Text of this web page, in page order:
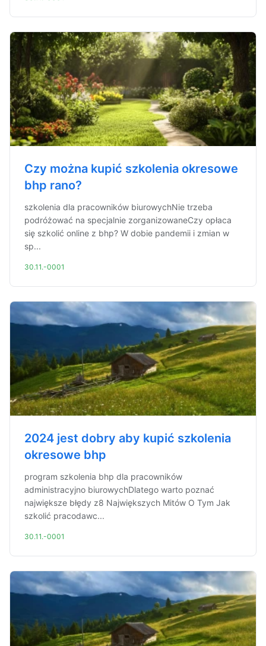
Czy można kupić szkolenia okresowe
bhp rano?
szkolenia dla pracowników biurowychNie trzeba
podróżować na specjalnie zorganizowaneCzy opłaca
się szkolić online z bhp? W dobie pandemii i zmian w
sp...
30.11.-0001
2024 jest dobry aby kupić szkolenia
okresowe bhp
program szkolenia bhp dla pracowników
administracyjno biurowychDlatego warto poznać
największe błędy z8 Największych Mitów O Tym Jak
szkolić pracodawc...
30.11.-0001